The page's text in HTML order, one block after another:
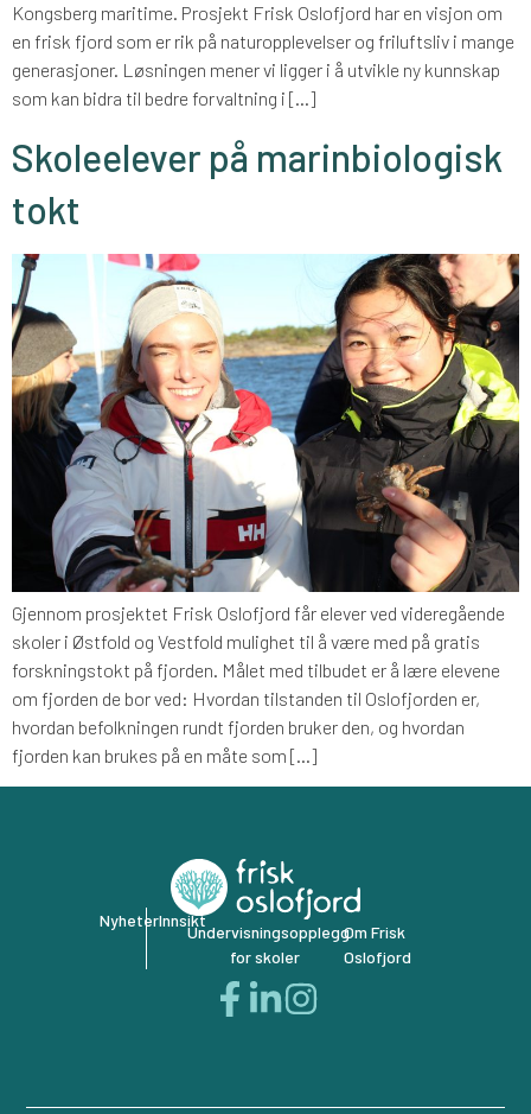
Kongsberg maritime. Prosjekt Frisk Oslofjord har en visjon om
en frisk fjord som er rik på naturopplevelser og friluftsliv i mange
generasjoner. Løsningen mener vi ligger i å utvikle ny kunnskap
som kan bidra til bedre forvaltning i […]
Skoleelever på marinbiologisk
tokt
Gjennom prosjektet Frisk Oslofjord får elever ved videregående
skoler i Østfold og Vestfold mulighet til å være med på gratis
forskningstokt på fjorden. Målet med tilbudet er å lære elevene
om fjorden de bor ved: Hvordan tilstanden til Oslofjorden er,
hvordan befolkningen rundt fjorden bruker den, og hvordan
fjorden kan brukes på en måte som […]
NyheterInnsikt
Undervisningsopplegg
for skoler
Om Frisk
Oslofjord